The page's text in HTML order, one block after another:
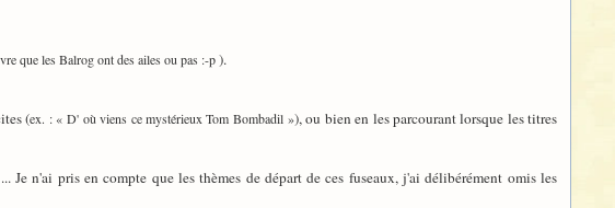
que les Balrog ont des ailes ou pas :-p).
(ex. : « D' où viens ce mystérieux Tom Bombadil »), ou bien en les parcourant lorsque les titres
n'ai pris en compte que les thèmes de départ de ces fuseaux, j'ai délibérément omis les